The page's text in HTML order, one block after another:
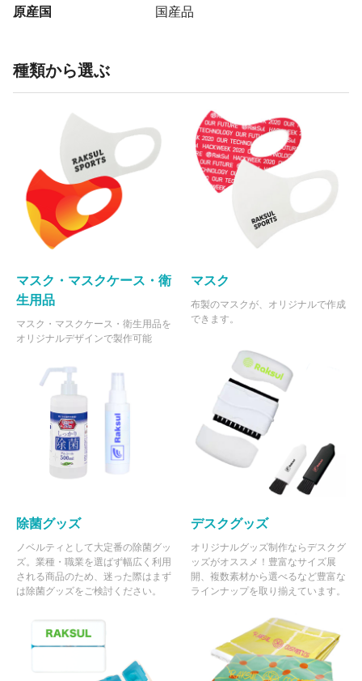
原産国
国産品
種類から選ぶ
マスク・マスクケース・衛
生用品
マスク・マスクケース・衛生用品を
オリジナルデザインで製作可能
マスク
布製のマスクが、オリジナルで作成
できます。
除菌グッズ
ノベルティとして大定番の除菌グッ
ズ。業種・職業を選ばず幅広く利用
される商品のため、迷った際はまず
は除菌グッズをご検討ください。
デスクグッズ
オリジナルグッズ制作ならデスクグ
ッズがオススメ！豊富なサイズ展
開、複数素材から選べるなど豊富な
ラインナップを取り揃えています。